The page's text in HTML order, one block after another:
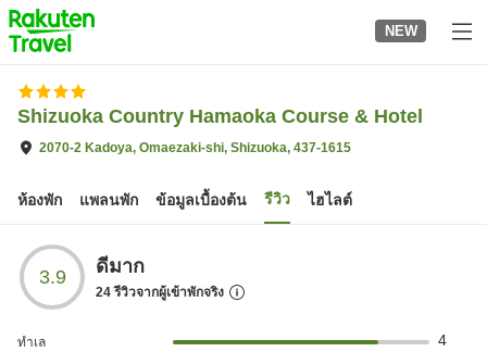
to
top
page
NEW
Shizuoka Country Hamaoka Course & Hotel
2070-2 Kadoya, Omaezaki-shi, Shizuoka, 437-1615
ห้องพัก แพลนพัก ข้อมูลเบื้องต้น รีวิว ไฮไลต์
3.9 ดีมาก
24รีวิวจากผู้เข้าพักจริง
ทำเล 4